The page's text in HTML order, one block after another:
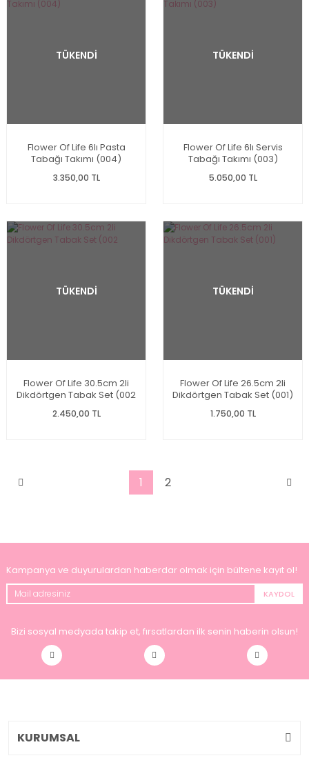
TÜKENDİ
Flower Of Life 6lı Pasta
Tabağı Takımı (004)
3.350,00 TL
TÜKENDİ
Flower Of Life 6lı Servis
Tabağı Takımı (003)
5.050,00 TL
TÜKENDİ
Flower Of Life 30.5cm 2li
Dikdörtgen Tabak Set (002
2.450,00 TL
TÜKENDİ
Flower Of Life 26.5cm 2li
Dikdörtgen Tabak Set (001)
1.750,00 TL
1 2
Kampanya ve duyurulardan haberdar olmak için bültene kayıt ol!
KAYDOL
Bizi sosyal medyada takip et, fırsatlardan ilk senin haberin olsun!
KURUMSAL